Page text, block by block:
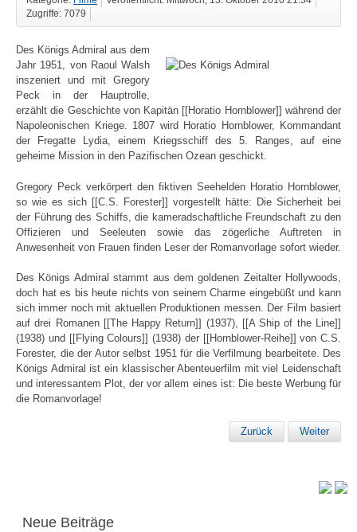
Zugriffe: 7079
Des Königs Admiral aus dem
Jahr 1951, von Raoul Walsh
inszeniert und mit Gregory
Peck in der Hauptrolle,
erzählt die Geschichte von Kapitän [[Horatio Hornblower]] während der
Napoleonischen Kriege. 1807 wird Horatio Hornblower, Kommandant
der Fregatte Lydia, einem Kriegsschiff des 5. Ranges, auf eine
geheime Mission in den Pazifischen Ozean geschickt.
Gregory Peck verkörpert den fiktiven Seehelden Horatio Hornblower,
so wie es sich [[C.S. Forester]] vorgestellt hätte: Die Sicherheit bei
der Führung des Schiffs, die kameradschaftliche Freundschaft zu den
Offizieren und Seeleuten sowie das zögerliche Auftreten in
Anwesenheit von Frauen finden Leser der Romanvorlage sofort wieder.
Des Königs Admiral stammt aus dem goldenen Zeitalter Hollywoods,
doch hat es bis heute nichts von seinem Charme eingebüßt und kann
sich immer noch mit aktuellen Produktionen messen. Der Film basiert
auf drei Romanen [[The Happy Return]] (1937), [[A Ship of the Line]]
(1938) und [[Flying Colours]] (1938) der [[Hornblower-Reihe]] von C.S.
Forester, die der Autor selbst 1951 für die Verfilmung bearbeitete. Des
Königs Admiral ist ein klassischer Abenteuerfilm mit viel Leidenschaft
und interessantem Plot, der vor allem eines ist: Die beste Werbung für
die Romanvorlage!
Zurück Weiter
Neue Beiträge